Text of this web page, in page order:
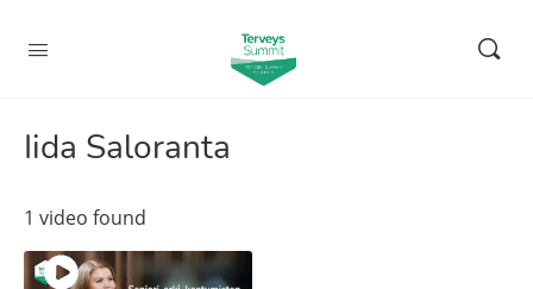
Iida Saloranta
1 video found